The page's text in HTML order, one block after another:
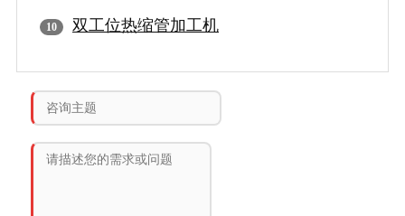
双工位热缩管加工机